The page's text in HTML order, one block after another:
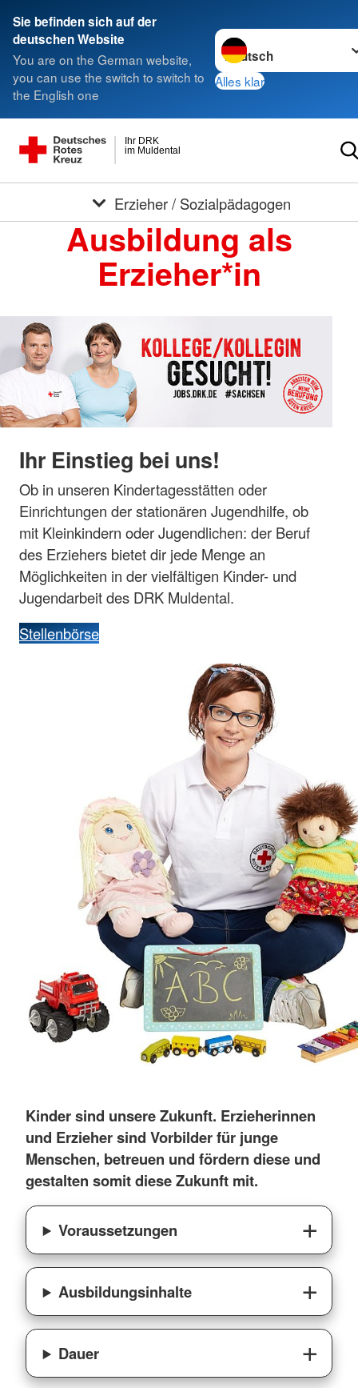
Sie befinden sich auf der
deutschen Website
You are on the German website,
you can use the switch to switch to
the English one
Sprache wechseln zu
Alles klar
im Muldental
Ihr DRK
Erzieher / Sozialpädagogen
Ausbildung als
Erzieher*in
Ihr Einstieg bei uns!
Ob in unseren Kindertagesstätten oder
Einrichtungen der stationären Jugendhilfe, ob
mit Kleinkindern oder Jugendlichen: der Beruf
des Erziehers bietet dir jede Menge an
Möglichkeiten in der vielfältigen Kinder- und
Jugendarbeit des DRK Muldental.
Stellenbörse
Kinder sind unsere Zukunft. Erzieherinnen
und Erzieher sind Vorbilder für junge
Menschen, betreuen und fördern diese und
gestalten somit diese Zukunft mit.
Voraussetzungen
Ausbildungsinhalte
Dauer